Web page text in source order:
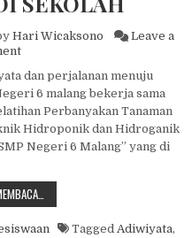
Hari Wicaksono
Leave a
on PROPAGASI DI SEKOLAH
dan perjalanan menuju
6 malang bekerja sama
Perbanyakan Tanaman
Hidroponik dan Hidroganik
Negeri 6 Malang” yang di
Tagged Adiwiyata,